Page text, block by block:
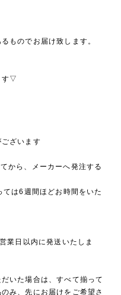
ものでお届け致します。
す▽
ざいます
から、メーカーへ発注する
は6週間ほどお時間をいた
業日以内に発送いたしま
いた場合は、すべて揃って
み、先にお届けをご希望さ